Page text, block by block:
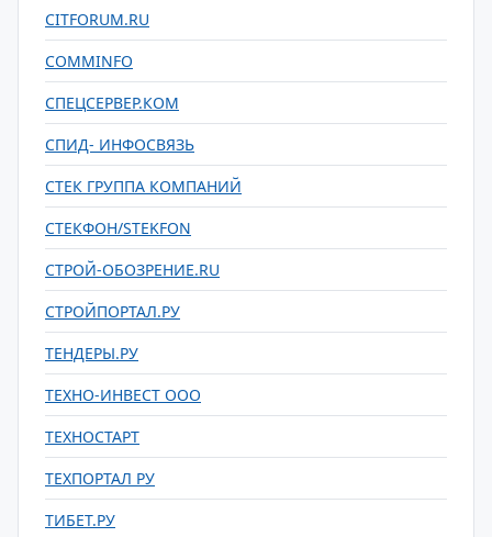
CITFORUM.RU
COMMINFO
СПЕЦСЕРВЕР.КОМ
СПИД- ИНФОСВЯЗЬ
СТЕК ГРУППА КОМПАНИЙ
СТЕКФОН/STEKFON
СТРОЙ-ОБОЗРЕНИЕ.RU
СТРОЙПОРТАЛ.РУ
ТЕНДЕРЫ.РУ
ТЕХНО-ИНВЕСТ ООО
ТЕХНОСТАРТ
ТЕХПОРТАЛ РУ
ТИБЕТ.РУ